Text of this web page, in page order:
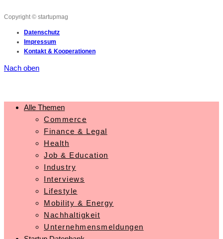
Copyright © startupmag
Datenschutz
Impressum
Kontakt & Kooperationen
Nach oben
Alle Themen
Commerce
Finance & Legal
Health
Job & Education
Industry
Interviews
Lifestyle
Mobility & Energy
Nachhaltigkeit
Unternehmensmeldungen